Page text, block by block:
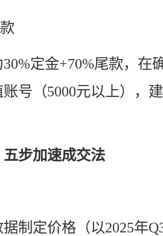
定金+70%尾款，在
号（5000元以上），
步加速成交法
制定价格（以2025年